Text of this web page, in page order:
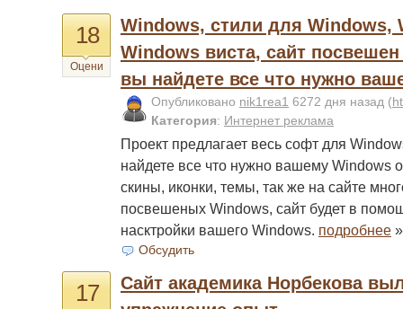
18
Оцени
Windows, стили для Windows,
Windows виста, сайт
вы найдете все что нужно
Опубликовано nik1rea1 6272 дня назад (
Категория: Интернет реклама
Проект предлагает весь софт для
найдете все что нужно вашему Windows
скины, иконки, темы, так же на сайте
посвешеных Windows, сайт будет в
насктройки вашего Windows. подробнее »
Обсудить
17
Сайт академика Норбекова